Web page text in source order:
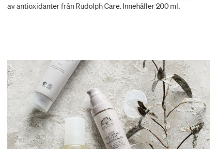
av antioxidanter från Rudolph Care. Innehåller 200 ml.